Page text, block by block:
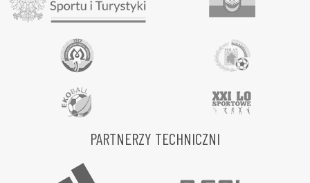
PARTNERZY TECHNICZNI